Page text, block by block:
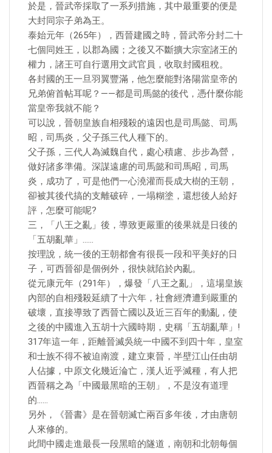
於是，晉武帝採取了一系列措施，其中最重要的便是
大封同宗子弟為王。
泰始元年（265年），西晉建國之時，晉武帝分封二十
七個同姓王，以郡為國；之後又不斷擴大宗室諸王的
權力，諸王可自行選用文武官員，收取封國租稅。
各封國的王一旦羽翼豐滿，他怎麼能對洛陽當皇帝的
兄弟俯首帖耳呢？——都是司馬懿的後代，憑什麼你能
當皇帝我就不能？
可以說，晉朝皇族自相殘殺的遠因也是司馬懿、司馬
昭，司馬炎，父子孫三代人種下的。
父子孫，三代人為滅魏自代，處心積慮、步步為營，
做好諸多準備。深謀遠慮的司馬懿和司馬昭，司馬
炎，成功了，可是他們一心澆灌而長成大樹的王朝，
卻被其後代搞的支離破碎，一塌糊塗，還想後人給好
評，怎麼可能呢?
三，「八王之亂」後，導致更嚴重的後果就是日後的
「五胡亂華」……
按理說，統一後的王朝都會有很長一段和平美好的日
子，可西晉卻是個例外，很快就陷於內亂。
從元康元年（291年），爆發「八王之亂」，這場皇族
內部的自相殘殺延續了十六年，社會經濟遭到嚴重的
破壞，直接導致了西晉亡國以及近三百年的動亂，使
之後的中國進入五胡十六國時期，史稱「五胡亂華」!
317年這一年，距離晉滅吳統一中國不到四十年，皇室
和士族不得不被迫南渡，建立東晉，半壁江山任由胡
人佔據，中原文化幾近淪亡，漢人近乎滅種，有人把
西晉稱之為「中國最黑暗的王朝」，不是沒有道理
的……
另外，《晉書》是在晉朝滅亡兩百多年後，才由唐朝
人來修的。
此間中國走進最長一段黑暗的隧道，南朝和北朝每個